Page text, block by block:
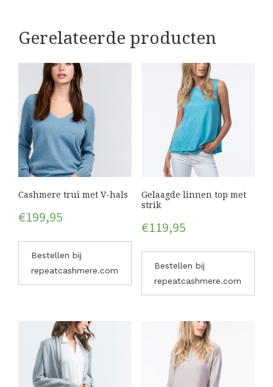
Gerelateerde producten
Cashmere trui met V-hals
€199,95
Bestellen bij
repeatcashmere.com
Gelaagde linnen top met
strik
€119,95
Bestellen bij
repeatcashmere.com